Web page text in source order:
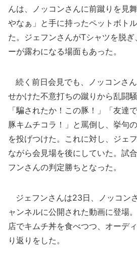
んは、ノッコンさんに前蹴りを見
やなぁ」と手に持ったペットボト
た。ジェフンさんがTシャツを脱
ーが露わになる場面もあった。
続く前日会見でも、ノッコンさ
せかけた不意打ちの蹴りから乱闘
「騙されたか！この豚！」「友達
豚キムチコラ！」と罵倒し、挙句
を投げつけた。これに対し、ジェ
ながら会見場を後にしていた。試
フンさんの判定勝ちとなった。
ジェフンさんは23日、ノッコン
ャンネルに公開された動画に登場
店でキムチ丼を食べつつ、オーデ
り返りをした。